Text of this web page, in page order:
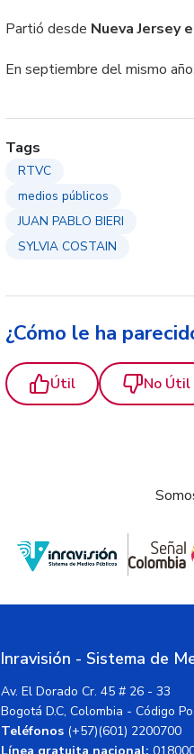
Partió desde Nueva Jersey
En septiembre del mismo
Tags
RTVC
medios públicos
JUAN PABLO BIERI
SYLVIA COSTAIN
¿Cómo le ha
Útil No Útil
Inravisión - Sistema de
Av. El Dorado Cr. 45 # 26 - 33
Bogotá D.C, Colombia - Código
Teléfonos (+57)(601) 2200700